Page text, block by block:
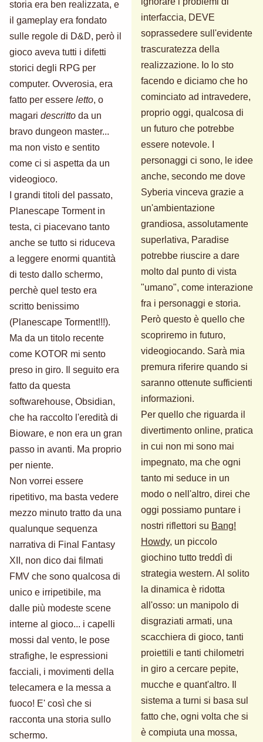
storia era ben realizzata, e
il gameplay era fondato
sulle regole di D&D, però il
gioco aveva tutti i difetti
storici degli RPG per
computer. Ovverosia, era
fatto per essere letto, o
magari descritto da un
bravo dungeon master...
ma non visto e sentito
come ci si aspetta da un
videogioco.
I grandi titoli del passato,
Planescape Torment in
testa, ci piacevano tanto
anche se tutto si riduceva
a leggere enormi quantità
di testo dallo schermo,
perchè quel testo era
scritto benissimo
(Planescape Torment!!!).
Ma da un titolo recente
come KOTOR mi sento
preso in giro. Il seguito era
fatto da questa
softwarehouse, Obsidian,
che ha raccolto l'eredità di
Bioware, e non era un gran
passo in avanti. Ma proprio
per niente.
Non vorrei essere
ripetitivo, ma basta vedere
mezzo minuto tratto da una
qualunque sequenza
narrativa di Final Fantasy
XII, non dico dai filmati
FMV che sono qualcosa di
unico e irripetibile, ma
dalle più modeste scene
interne al gioco... i capelli
mossi dal vento, le pose
strafighe, le espressioni
facciali, i movimenti della
telecamera e la messa a
fuoco! E' così che si
racconta una storia sullo
schermo.
interfaccia, DEVE
soprassedere sull'evidente
trascuratezza della
realizzazione. Io lo sto
facendo e diciamo che ho
cominciato ad intravedere,
proprio oggi, qualcosa di
un futuro che potrebbe
essere notevole. I
personaggi ci sono, le idee
anche, secondo me dove
Syberia vinceva grazie a
un'ambientazione
grandiosa, assolutamente
superlativa, Paradise
potrebbe riuscire a dare
molto dal punto di vista
"umano", come interazione
fra i personaggi e storia.
Però questo è quello che
scopriremo in futuro,
videogiocando. Sarà mia
premura riferire quando si
saranno ottenute sufficienti
informazioni.
Per quello che riguarda il
divertimento online, pratica
in cui non mi sono mai
impegnato, ma che ogni
tanto mi seduce in un
modo o nell'altro, direi che
oggi possiamo puntare i
nostri riflettori su Bang!
Howdy, un piccolo
giochino tutto treddì di
strategia western. Al solito
la dinamica è ridotta
all'osso: un manipolo di
disgraziati armati, una
scacchiera di gioco, tanti
proiettili e tanti chilometri
in giro a cercare pepite,
mucche e quant'altro. Il
sistema a turni si basa sul
fatto che, ogni volta che si
è compiuta una mossa,